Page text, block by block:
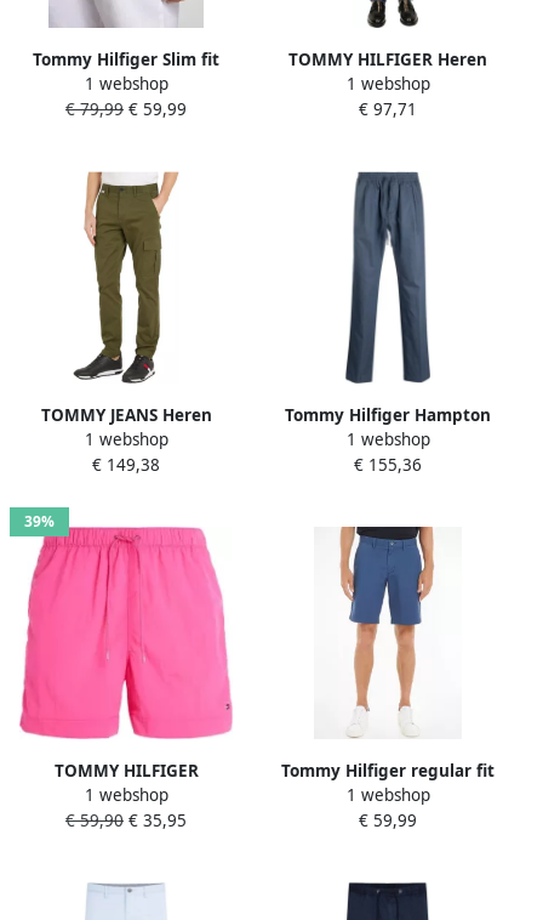
Tommy Hilfiger Slim fit
korte chino van een mix
van katoen en elastaan
1 webshop
€ 79,99 € 59,99
TOMMY HILFIGER Heren
Broeken Chino Bleecker
Printed Structure Blauw
1 webshop
€ 97,71
TOMMY JEANS Heren
Broeken Tjm Austin Cargo
Beige
1 webshop
€ 149,38
Tommy Hilfiger Hampton
pantalon donkerblauw
Mw0Mw32136 DW5 Blauw
1 webshop
€ 155,36
39%
TOMMY HILFIGER
UNDERWEAR Tommy
Hilfiger Heren
1 webshop
€ 59,90 € 35,95
Tommy Hilfiger regular fit
short BROOKLYN 1985 met
biologisch katoen aegean
1 webshop
€ 59,99